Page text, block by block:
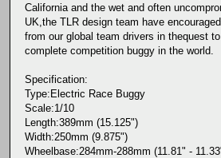
California and the wet and often
UK,the TLR design team have
from our global team drivers in thequest
complete competition buggy in the world.
Specification:
Type:Electric Race Buggy
Scale:1/10
Length:389mm (15.125")
Width:250mm (9.875")
Wheelbase:284mm-288mm (11.81" -